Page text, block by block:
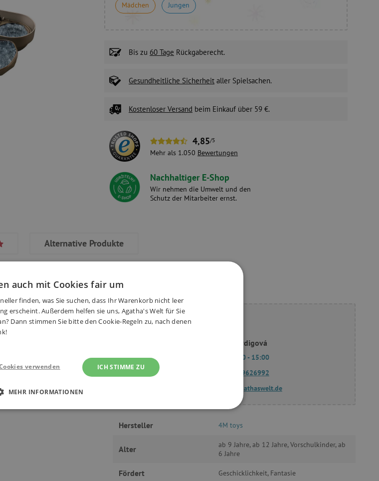
Mädchen Jungen
Bis zu 60 Tage Rückgaberecht.
Gesundheitliche Sicherheit aller Spielsachen.
Kostenloser Versand beim Einkauf über 59 €.
4,85/5
Mehr als 1.050 Bewertungen
Nachhaltiger E-Shop
Wir nehmen die Umwelt und den
Schutz der Mitarbeiter ernst.
Alternative Produkte
lustige
Haben Sie Fragen?
Slavomíra Bordigová
Mo - Fr 9:00 - 15:00
(+49) 175 9626992
fragen@agathaswelt.de
Hersteller 4M toys
Alter
ab 9 Jahre, ab 12 Jahre, Vorschulkinder, ab
6 Jahre
Fördert Geschicklichkeit, Fantasie
auch mit Cookies fair um
finden, was Sie suchen, dass Ihr Warenkorb nicht leer
erscheint. Außerdem helfen sie uns, Agatha's Welt für Sie
Dann stimmen Sie bitte den Cookie-Regeln zu, nach denen
ICH STIMME ZU
verwenden
MEHR INFORMATIONEN
PERFORMANCE TARGETING FUNKTIONALITÄT
Kernfunktionen der Website wie die Benutzeranmeldung und die Kontoverwaltung.